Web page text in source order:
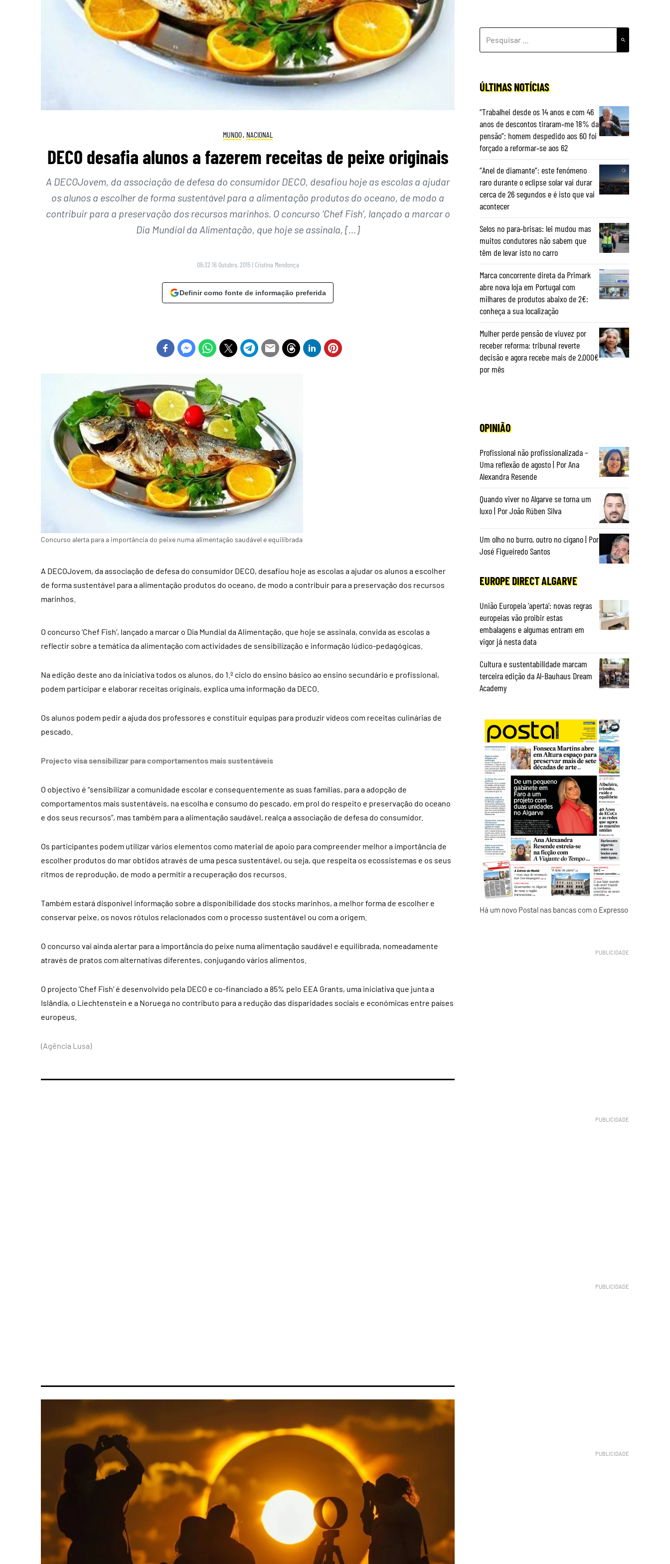
MUNDO, NACIONAL
DECO desafia alunos a fazerem receitas de peixe originais
A DECOJovem, da associação de defesa do consumidor DECO, desafiou hoje as escolas a ajudar
os alunos a escolher de forma sustentável para a alimentação produtos do oceano, de modo a
contribuir para a preservação dos recursos marinhos. O concurso ‘Chef Fish’, lançado a marcar o
Dia Mundial da Alimentação, que hoje se assinala, […]
09:32 16 Outubro, 2015 | Cristina Mendonça
Definir como fonte de informação preferida
Concurso alerta para a importância do peixe numa alimentação saudável e equilibrada
A DECOJovem, da associação de defesa do consumidor DECO, desafiou hoje as escolas a ajudar os alunos a escolher
de forma sustentável para a alimentação produtos do oceano, de modo a contribuir para a preservação dos recursos
marinhos.
O concurso ‘Chef Fish’, lançado a marcar o Dia Mundial da Alimentação, que hoje se assinala, convida as escolas a
reflectir sobre a temática da alimentação com actividades de sensibilização e informação lúdico-pedagógicas.
Na edição deste ano da iniciativa todos os alunos, do 1.º ciclo do ensino básico ao ensino secundário e profissional,
podem participar e elaborar receitas originais, explica uma informação da DECO.
Os alunos podem pedir a ajuda dos professores e constituir equipas para produzir vídeos com receitas culinárias de
pescado.
Projecto visa sensibilizar para comportamentos mais sustentáveis
O objectivo é “sensibilizar a comunidade escolar e consequentemente as suas famílias, para a adopção de
comportamentos mais sustentáveis, na escolha e consumo do pescado, em prol do respeito e preservação do oceano
e dos seus recursos”, mas também para a alimentação saudável, realça a associação de defesa do consumidor.
Os participantes podem utilizar vários elementos como material de apoio para compreender melhor a importância de
escolher produtos do mar obtidos através de uma pesca sustentável, ou seja, que respeita os ecossistemas e os seus
ritmos de reprodução, de modo a permitir a recuperação dos recursos.
Também estará disponível informação sobre a disponibilidade dos stocks marinhos, a melhor forma de escolher e
conservar peixe, os novos rótulos relacionados com o processo sustentável ou com a origem.
O concurso vai ainda alertar para a importância do peixe numa alimentação saudável e equilibrada, nomeadamente
através de pratos com alternativas diferentes, conjugando vários alimentos.
O projecto ‘Chef Fish’ é desenvolvido pela DECO e co-financiado a 85% pelo EEA Grants, uma iniciativa que junta a
Islândia, o Liechtenstein e a Noruega no contributo para a redução das disparidades sociais e económicas entre países
europeus.
(Agência Lusa)
POR:
ÚLTIMAS NOTÍCIAS
“Trabalhei desde os 14 anos e com 46
anos de descontos tiraram‑me 18% da
pensão”: homem despedido aos 60 foi
forçado a reformar‑se aos 62
“Anel de diamante”: este fenómeno
raro durante o eclipse solar vai durar
cerca de 26 segundos e é isto que vai
acontecer
Selos no para‑brisas: lei mudou mas
muitos condutores não sabem que
têm de levar isto no carro
Marca concorrente direta da Primark
abre nova loja em Portugal com
milhares de produtos abaixo de 2€:
conheça a sua localização
Mulher perde pensão de viuvez por
receber reforma: tribunal reverte
decisão e agora recebe mais de 2.000€
por mês
OPINIÃO
Profissional não profissionalizada –
Uma reflexão de agosto | Por Ana
Alexandra Resende
Quando viver no Algarve se torna um
luxo | Por João Rúben Silva
Um olho no burro, outro no cigano | Por
José Figueiredo Santos
EUROPE DIRECT ALGARVE
União Europeia ‘aperta’: novas regras
europeias vão proibir estas
embalagens e algumas entram em
vigor já nesta data
Cultura e sustentabilidade marcam
terceira edição da Al-Bauhaus Dream
Academy
Há um novo Postal nas bancas com o Expresso